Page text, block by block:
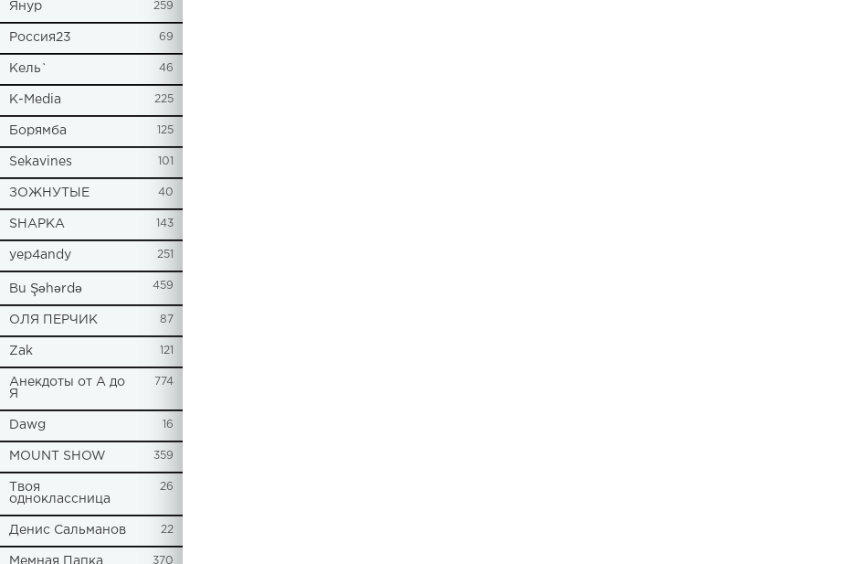
Янур 259
Россия23 69
Кель` 46
К-Media 225
Борямба 125
Sekavines 101
ЗОЖНУТЫЕ 40
SHAPKA 143
yep4andy 251
Bu Şəhərdə 459
ОЛЯ ПЕРЧИК 87
Zak 121
Анекдоты от А до
Я
774
Dawg 16
MOUNT SHOW 359
Твоя
одноклассница
26
Денис Сальманов 22
Мемная Папка 370